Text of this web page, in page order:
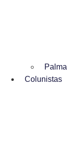
Colunistas